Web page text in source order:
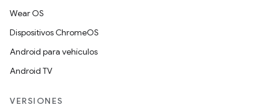
Wear OS
Dispositivos ChromeOS
Android para vehículos
Android TV
VERSIONES